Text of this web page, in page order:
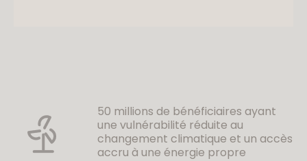
50 millions de bénéficiaires ayant
une vulnérabilité réduite au
changement climatique et un accès
accru à une énergie propre